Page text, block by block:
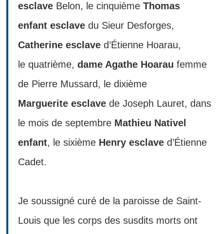
esclaveBelon, le cinquième Thomas
enfant esclavedu Sieur Desforges,
Catherine esclaved’Étienne Hoarau,
le quatrième, dame Agathe Hoarau femme
de Pierre Mussard, le dixième
Marguerite esclavede Joseph Lauret, dans
le mois de septembre Mathieu Nativel
enfant, le sixième Henry esclaved’Étienne
Cadet.
Je soussigné curé de la paroisse de Saint-
Louis que les corps des susdits morts ont